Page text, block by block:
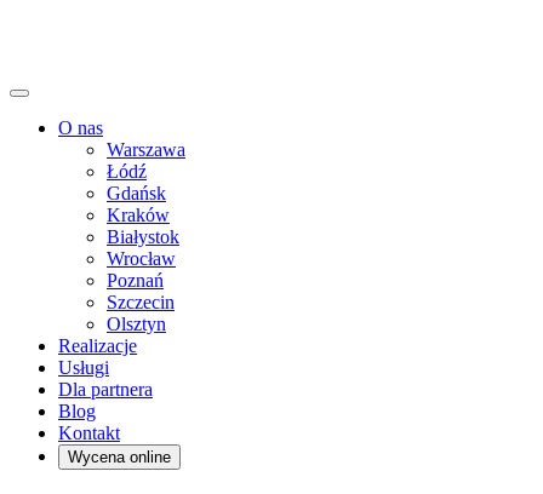
O nas
Warszawa
Łódź
Gdańsk
Kraków
Białystok
Wrocław
Poznań
Szczecin
Olsztyn
Realizacje
Usługi
Dla partnera
Blog
Kontakt
Wycena online